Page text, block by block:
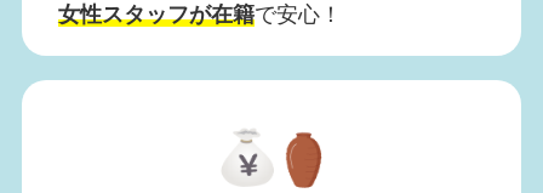
女性スタッフが在籍で安心！